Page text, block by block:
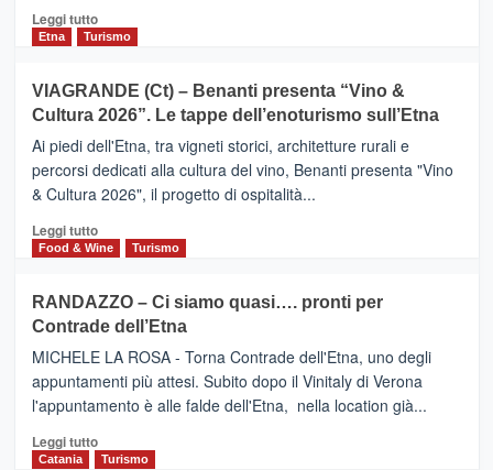
dati
di
Anche
la
Alcantara
nei
primi
nella
classifica
Leggi tuttoLeggi
di
IL
SAN
DOMENICO
PALACE
TAORMINA,
UN
HOTEL
FOUR
IL
NUOVO
SUMMER
CLUB
Etna Turismo
VIAGRANDE (Ct) – Benanti presenta “Vino &
Cultura 2026”. Le tappe dell’enoturismo sull’Etna
Ai piedi dell'Etna, tra vigneti storici, architetture rurali e
percorsi dedicati alla cultura del vino, Benanti presenta "Vino
& Cultura 2026", il progetto di ospitalità...
Leggi tuttoLeggi
di
VIAGRANDE
(Ct)
–
Benanti
presenta
“Vino
&
Cultura
Food & Wine Turismo
RANDAZZO – Ci siamo quasi…. pronti per
Contrade dell’Etna
MICHELE LA ROSA - Torna Contrade dell'Etna, uno degli
appuntamenti più attesi. Subito dopo il Vinitaly di Verona
l'appuntamento è alle falde dell'Etna, nella location già...
Leggi tuttoLeggi
di
Catania Turismo